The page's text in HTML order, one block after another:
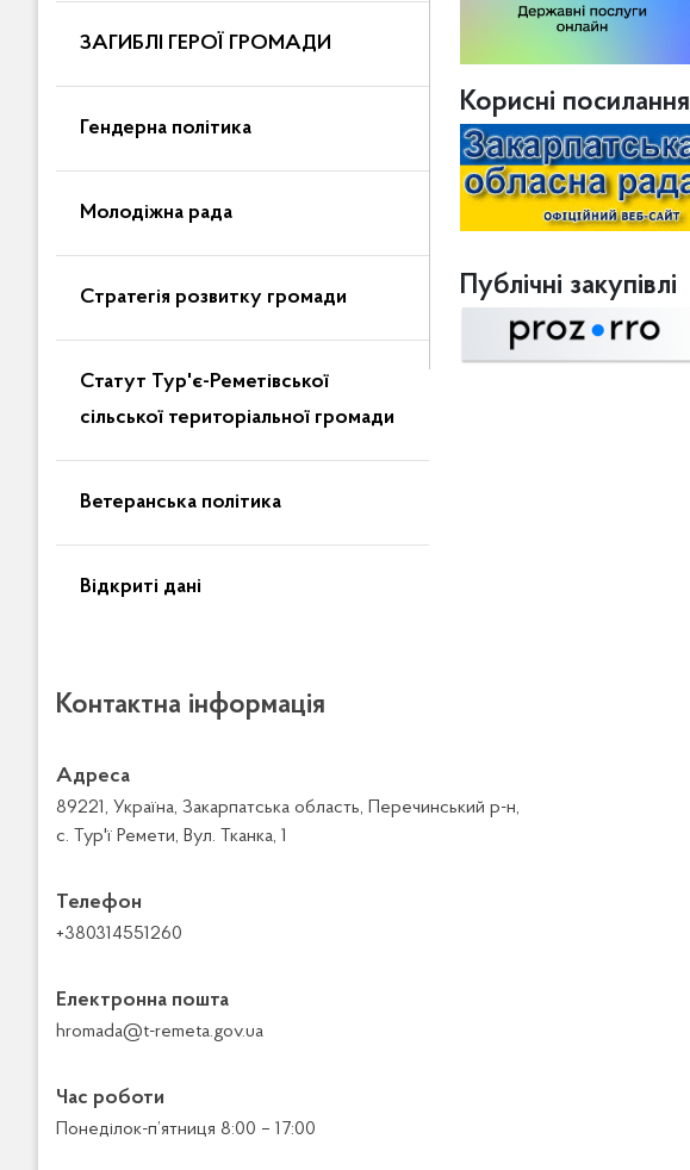
ЗАГИБЛІ ГЕРОЇ ГРОМАДИ
Гендерна політика
Молодіжна рада
Стратегія розвитку громади
Статут Тур'є-Реметівської
сільської територіальної громади
Ветеранська політика
Відкриті дані
Корисні посилання
Публічні закупівлі
Контактна інформація
Адреса
89221, Україна, Закарпатська область, Перечинський р-н,
с. Тур'ї Ремети, Вул. Тканка, 1
Телефон
+380314551260
Електронна пошта
hromada@t-remeta.gov.ua
Час роботи
Понеділок-п’ятниця 8:00 – 17:00